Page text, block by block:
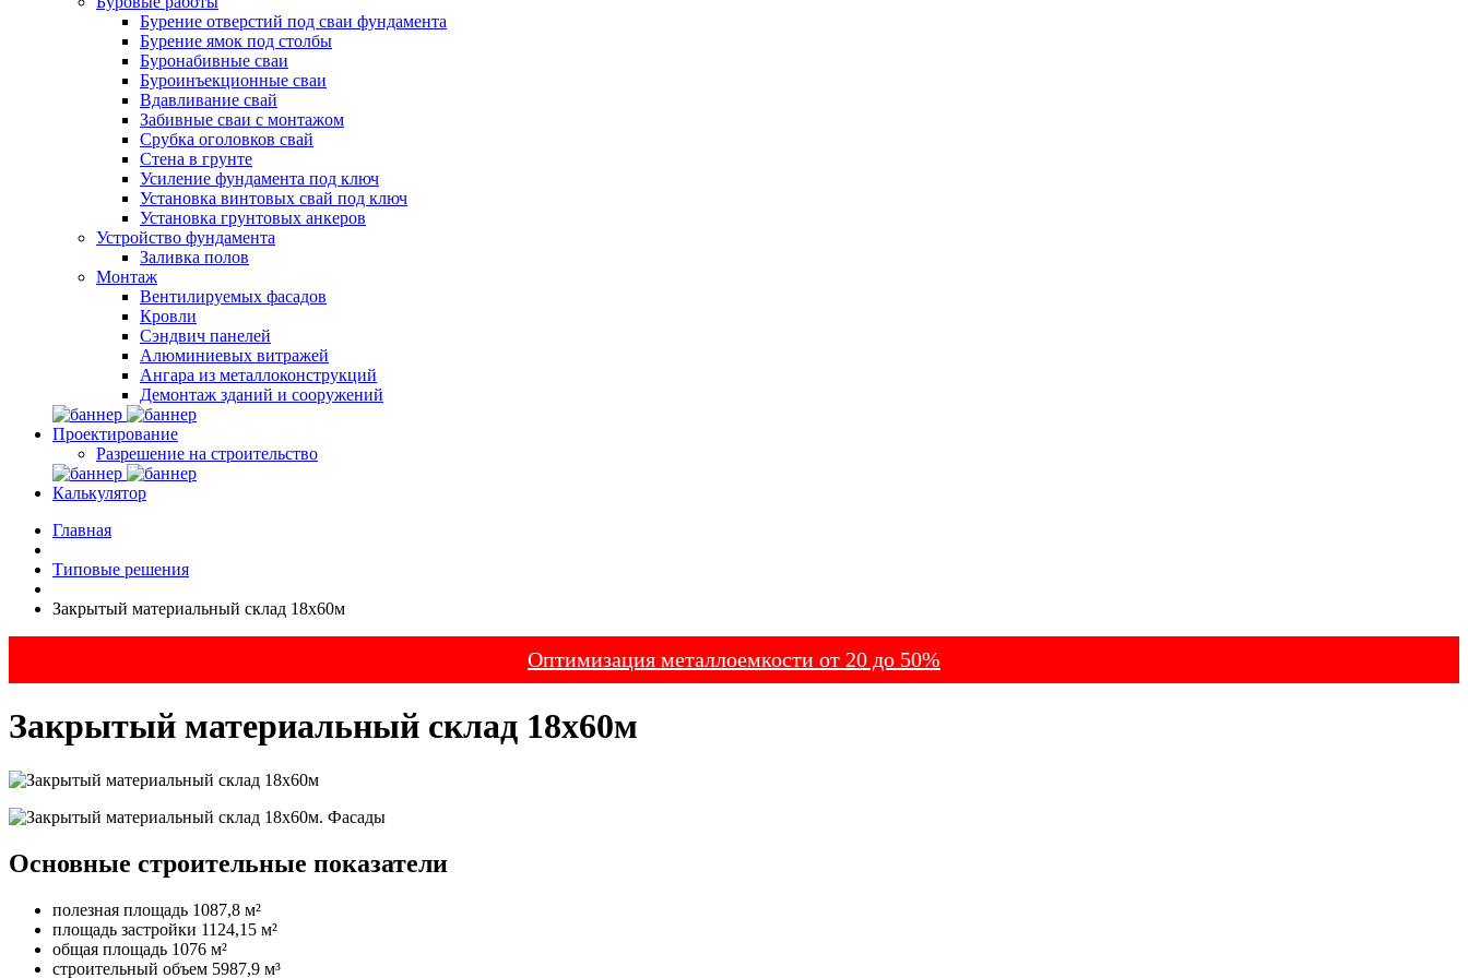
Бурение отверстий под сваи фундамента
Бурение ямок под столбы
Буронабивные сваи
Буроинъекционные сваи
Вдавливание свай
Забивные сваи с монтажом
Срубка оголовков свай
Стена в грунте
Усиление фундамента под ключ
Установка винтовых свай под ключ
Установка грунтовых анкеров
Устройство фундамента
Заливка полов
Монтаж
Вентилируемых фасадов
Кровли
Сэндвич панелей
Алюминиевых витражей
Ангара из металлоконструкций
Демонтаж зданий и сооружений
Проектирование
Разрешение на строительство
Калькулятор
Главная
Типовые решения
Закрытый материальный склад 18x60м
Оптимизация металлоемкости от 20 до 50%
Закрытый материальный склад 18x60м
Основные строительные показатели
полезная площадь 1087,8 м²
площадь застройки 1124,15 м²
общая площадь 1076 м²
строительный объем 5987,9 м³